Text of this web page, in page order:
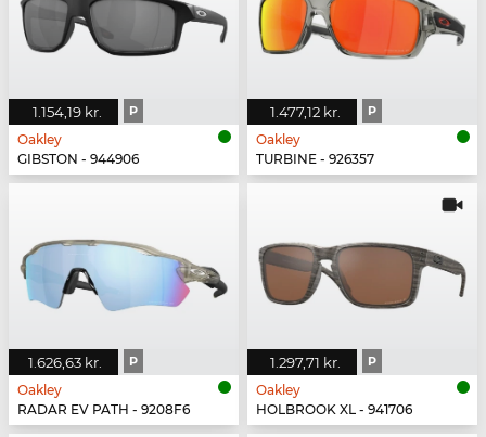
1.154,19 kr. P
Oakley
GIBSTON - 944906
1.477,12 kr. P
Oakley
TURBINE - 926357
1.626,63 kr. P
Oakley
RADAR EV PATH - 9208F6
1.297,71 kr. P
Oakley
HOLBROOK XL - 941706